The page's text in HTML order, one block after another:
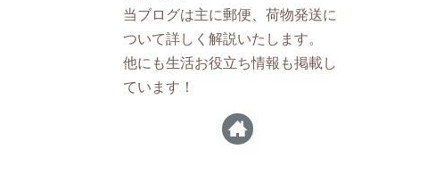
当ブログは主に郵便、荷物発送に
ついて詳しく解説いたします。
他にも生活お役立ち情報も掲載し
ています！